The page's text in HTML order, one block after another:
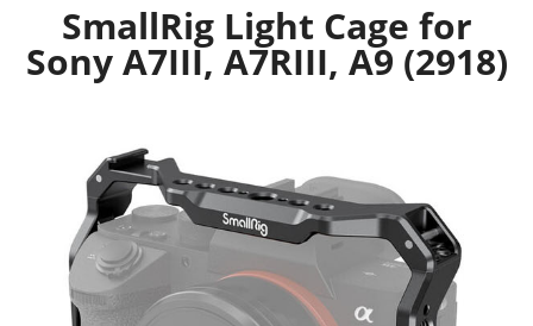
SmallRig Light Cage for
Sony A7III, A7RIII, A9 (2918)